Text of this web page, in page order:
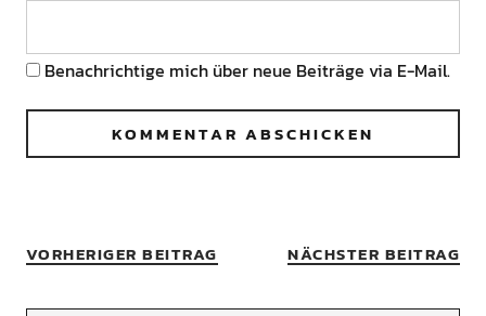
Benachrichtige mich über neue Beiträge via E-Mail.
VORHERIGER BEITRAG NÄCHSTER BEITRAG